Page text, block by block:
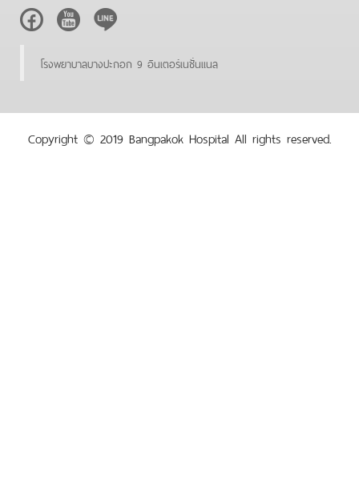
FacebookYoutubeLine
โรงพยาบาลบางปะกอก 9 อินเตอร์เนชั่นแนล
Copyright © 2019 Bangpakok Hospital All rights reserved.